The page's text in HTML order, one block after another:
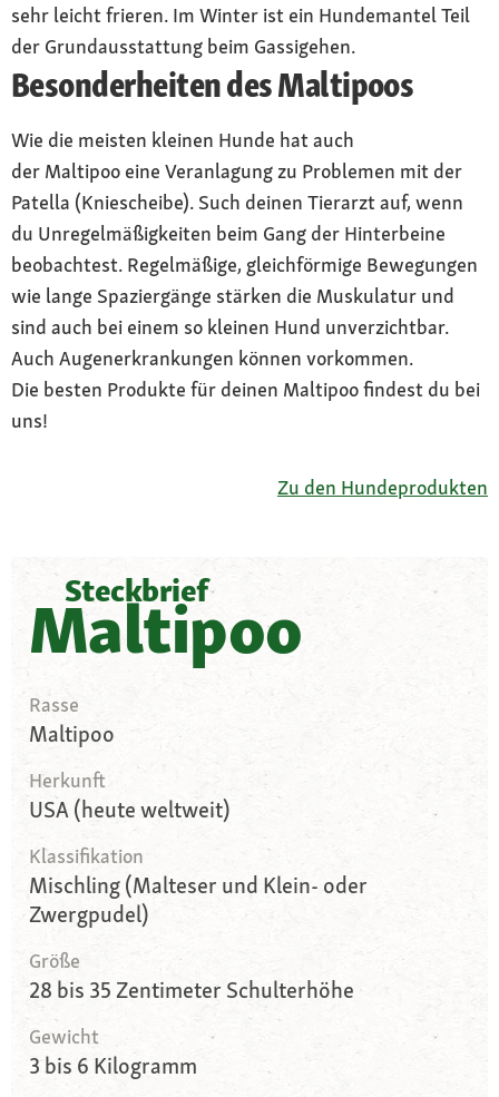
sehr leicht frieren. Im Winter ist ein Hundemantel Teil
der Grundausstattung beim Gassigehen.
Besonderheiten des Maltipoos
Wie die meisten kleinen Hunde hat auch
der Maltipoo eine Veranlagung zu Problemen mit der
Patella (Kniescheibe). Such deinen Tierarzt auf, wenn
du Unregelmäßigkeiten beim Gang der Hinterbeine
beobachtest. Regelmäßige, gleichförmige Bewegungen
wie lange Spaziergänge stärken die Muskulatur und
sind auch bei einem so kleinen Hund unverzichtbar.
Auch Augenerkrankungen können vorkommen.
Die besten Produkte für deinen Maltipoo findest du bei
uns!
Zu den Hundeprodukten
Steckbrief
Maltipoo
Rasse
Maltipoo
Herkunft
USA (heute weltweit)
Klassifikation
Mischling (Malteser und Klein- oder
Zwergpudel)
Größe
28 bis 35 Zentimeter Schulterhöhe
Gewicht
3 bis 6 Kilogramm